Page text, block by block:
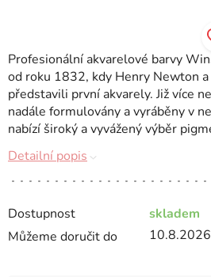
Dostupnost
skladem
Můžeme doručit do
10.8.2026
Profesionální akvarelové barvy
od roku 1832, kdy Henry Newton
představili první akvarely. Již více
nadále formulovány a vyráběny v
nabízí široký a vyvážený výběr
Detailní popis